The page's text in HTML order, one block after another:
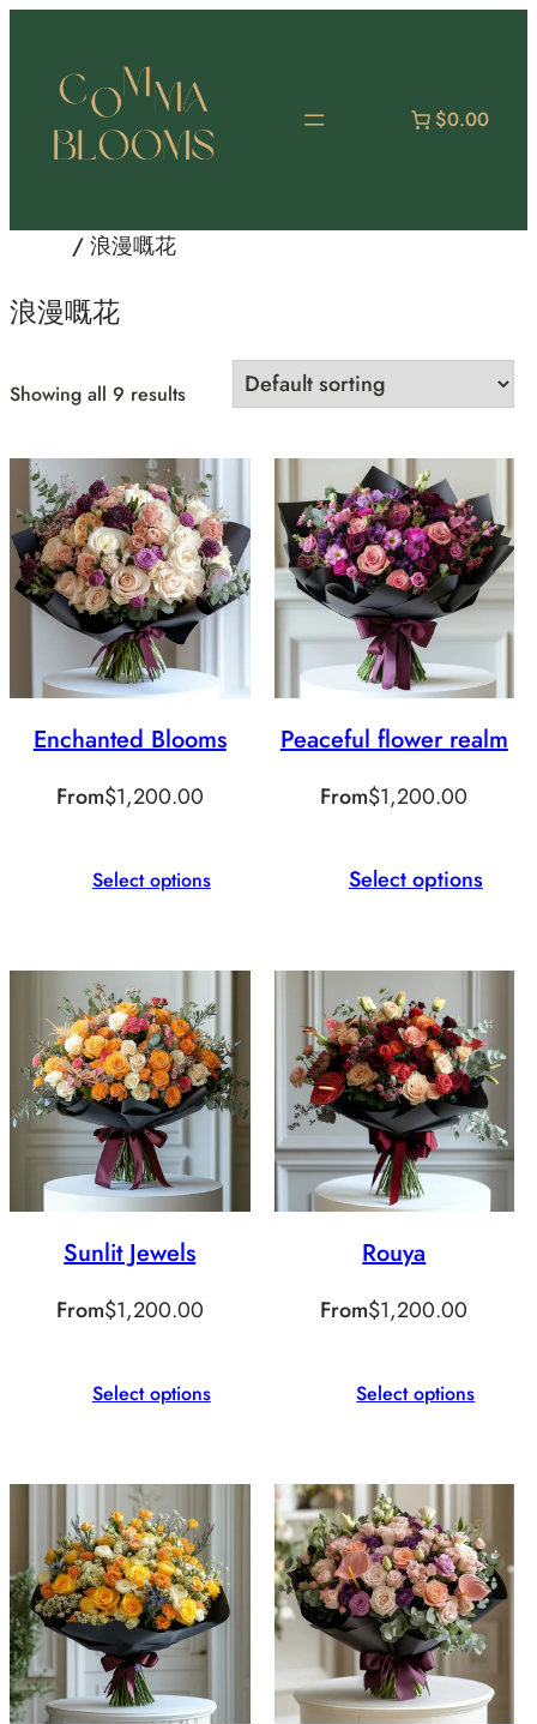
content
$0.00
/ 浪漫嘅花
浪漫嘅花
Showing all 9 results
Enchanted Blooms
From$1,200.00
Select options
Peaceful flower realm
From$1,200.00
Select options
Sunlit Jewels
From$1,200.00
Select options
Rouya
From$1,200.00
Select options